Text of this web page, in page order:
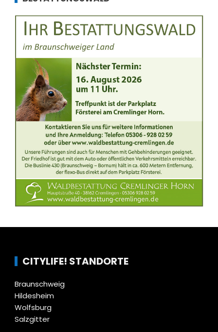
CITYLIFE! STANDORTE
Braunschweig
Hildesheim
Wolfsburg
Salzgitter